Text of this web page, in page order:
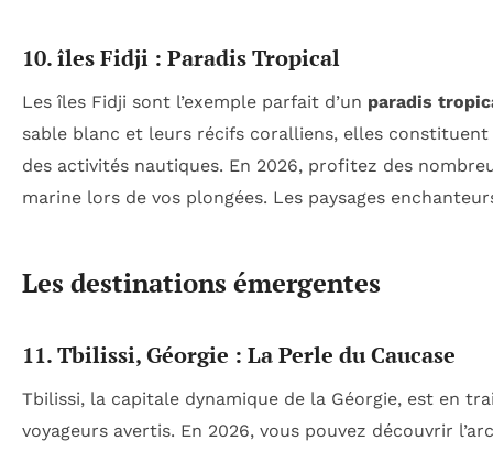
10. îles Fidji : Paradis Tropical
Les îles Fidji sont l’exemple parfait d’un paradis
sable blanc et leurs récifs coralliens, elles constituent
des activités nautiques. En 2026, profitez des
marine lors de vos plongées. Les paysages
Les destinations émergentes
11. Tbilissi, Géorgie : La Perle du Caucase
Tbilissi, la capitale dynamique de la Géorgie, est en
voyageurs avertis. En 2026, vous pouvez découvrir